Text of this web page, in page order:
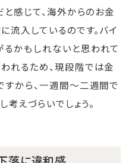
感じて、海外からのお金
流入しているのです。バイ
かもしれないと思われて
れるため、現段階では金
すから、一週間～二週間で
えづらいでしょう。